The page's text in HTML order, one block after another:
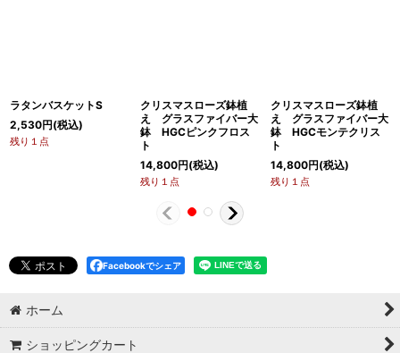
ラタンバスケットS
2,530円(税込)
残り１点
クリスマスローズ鉢植
え グラスファイバー大
鉢 HGCピンクフロス
ト
14,800円(税込)
残り１点
クリスマスローズ鉢植
え グラスファイバー大
鉢 HGCモンテクリス
ト
14,800円(税込)
残り１点
Facebookでシェア
ホーム
ショッピングカート